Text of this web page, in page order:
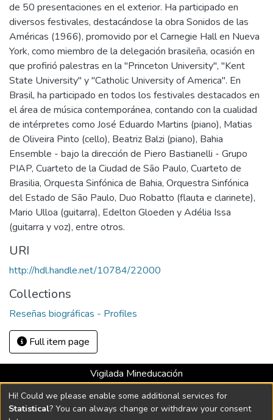
de 50 presentaciones en el exterior. Ha participado en
diversos festivales, destacándose la obra Sonidos de las
Américas (1966), promovido por el Carnegie Hall en Nueva
York, como miembro de la delegación brasileña, ocasión en
que profirió palestras en la "Princeton University", "Kent
State University" y "Catholic University of America". En
Brasil, ha participado en todos los festivales destacados en
el área de música contemporánea, contando con la cualidad
de intérpretes como José Eduardo Martins (piano), Matias
de Oliveira Pinto (cello), Beatriz Balzi (piano), Bahia
Ensemble - bajo la dirección de Piero Bastianelli - Grupo
PIAP, Cuarteto de la Ciudad de São Paulo, Cuarteto de
Brasilia, Orquesta Sinfónica de Bahia, Orquestra Sinfónica
del Estado de São Paulo, Duo Robatto (flauta e clarinete),
Mario Ulloa (guitarra), Edelton Gloeden y Adélia Issa
(guitarra y voz), entre otros.
URI
http://hdl.handle.net/10784/22000
Collections
Reseñas biográficas - Profiles
Full item page
Vigilada Mineducación
Universidad con Acreditación Institucional hasta 2026 -
Resolución MEN 2158 de 2018
Hi! Could we please enable some additional services for
Statistical? You can always change or withdraw your consent